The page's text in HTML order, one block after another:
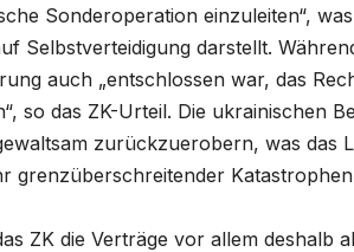
Sonderoperation einzuleiten“,
Selbstverteidigung darstellt.
auch „entschlossen war, das
so das ZK-Urteil. Die ukrainischen
zurückzuerobern, was das
grenzüberschreitender
ZK die Verträge vor allem deshalb